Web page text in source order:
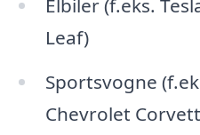
Elbiler (f.eks.
Leaf)
Sportsvogne
Chevrolet